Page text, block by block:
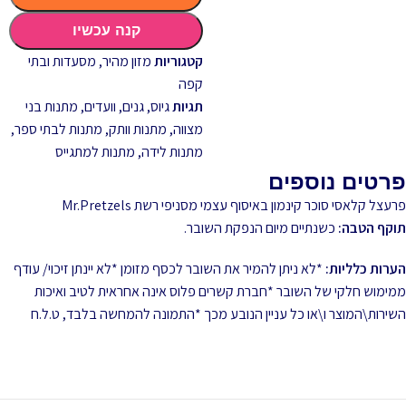
קנה עכשיו
קטגוריותמזון מהיר, מסעדות ובתי
קפה
תגיותגיוס,גנים, וועדים, מתנות בני
מצווה, מתנות וותק, מתנות לבתי ספר,
מתנות לידה, מתנות למתגייס
פרטים נוספים
פרעצל קלאסי סוכר קינמון באיסוף עצמי מסניפי רשת Mr.Pretzels
תוקף הטבה: כשנתיים מיום הנפקת השובר.
הערות כלליות: *לא ניתן להמיר את השובר לכסף מזומן *לא יינתן זיכוי/ עודף
ממימוש חלקי של השובר *חברת קשרים פלוס אינה אחראית לטיב ואיכות
השירות\המוצר ו\או כל עניין הנובע מכך *התמונה להמחשה בלבד, ט.ל.ח